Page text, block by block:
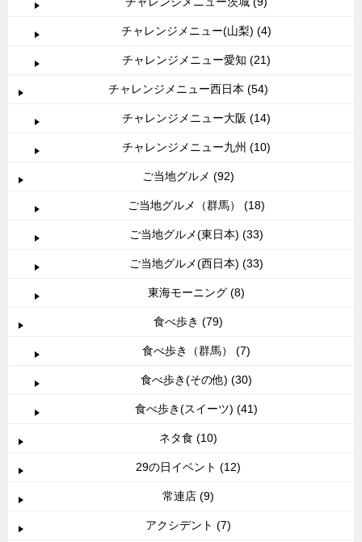
チャレンジメニュー(山梨) (4)
チャレンジメニュー愛知 (21)
チャレンジメニュー西日本 (54)
チャレンジメニュー大阪 (14)
チャレンジメニュー九州 (10)
ご当地グルメ (92)
ご当地グルメ（群馬） (18)
ご当地グルメ(東日本) (33)
ご当地グルメ(西日本) (33)
東海モーニング (8)
食べ歩き (79)
食べ歩き（群馬） (7)
食べ歩き(その他) (30)
食べ歩き(スイーツ) (41)
ネタ食 (10)
29の日イベント (12)
常連店 (9)
アクシデント (7)